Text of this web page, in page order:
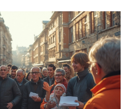
проблем с ФАС. Подробно
могут помочь
и улучшить работу компании.